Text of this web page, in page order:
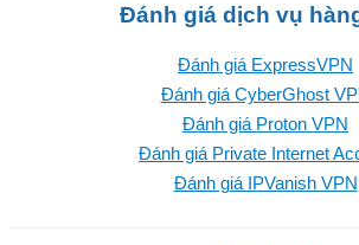
Đánh giá dịch vụ
Đánh giá ExpressVPN
Đánh giá CyberGhost
Đánh giá Proton VPN
Đánh giá Private Internet
Đánh giá IPVanish VPN